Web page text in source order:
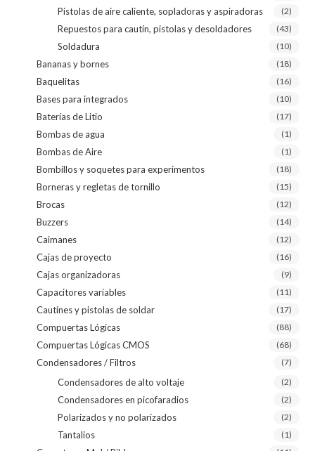
Pistolas de aire caliente, sopladoras y aspiradoras (2)
Repuestos para cautín, pistolas y desoldadores (43)
Soldadura (10)
Bananas y bornes (18)
Baquelitas (16)
Bases para integrados (10)
Baterías de Litio (17)
Bombas de agua (1)
Bombas de Aire (1)
Bombillos y soquetes para experimentos (18)
Borneras y regletas de tornillo (15)
Brocas (12)
Buzzers (14)
Caimanes (12)
Cajas de proyecto (16)
Cajas organizadoras (9)
Capacitores variables (11)
Cautines y pistolas de soldar (17)
Compuertas Lógicas (88)
Compuertas Lógicas CMOS (68)
Condensadores / Filtros (7)
Condensadores de alto voltaje (2)
Condensadores en picofaradios (2)
Polarizados y no polarizados (2)
Tantalios (1)